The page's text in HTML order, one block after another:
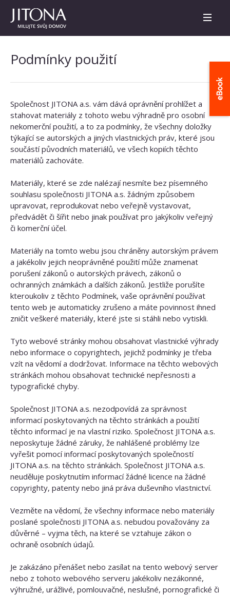
Podmínky použití
Společnost JITONA a.s. vám dává oprávnění prohlížet a
stahovat materiály z tohoto webu výhradně pro osobní
nekomerční použití, a to za podmínky, že všechny doložky
týkající se autorských a jiných vlastnických práv, které jsou
součástí původních materiálů, ve všech kopiích těchto
materiálů zachováte.
Materiály, které se zde nalézají nesmíte bez písemného
souhlasu společnosti JITONA a.s. žádným způsobem
upravovat, reprodukovat nebo veřejně vystavovat,
předvádět či šířit nebo jinak používat pro jakýkoliv veřejný
či komerční účel.
Materiály na tomto webu jsou chráněny autorským právem
a jakékoliv jejich neoprávněné použití může znamenat
porušení zákonů o autorských právech, zákonů o
ochranných známkách a dalších zákonů. Jestliže porušíte
kteroukoliv z těchto Podmínek, vaše oprávnění používat
tento web je automaticky zrušeno a máte povinnost ihned
zničit veškeré materiály, které jste si stáhli nebo vytiskli.
Tyto webové stránky mohou obsahovat vlastnické výhrady
nebo informace o copyrightech, jejichž podmínky je třeba
vzít na vědomí a dodržovat. Informace na těchto webových
stránkách mohou obsahovat technické nepřesnosti a
typografické chyby.
Společnost JITONA a.s. nezodpovídá za správnost
informací poskytovaných na těchto stránkách a použití
těchto informací je na vlastní riziko. Společnost JITONA a.s.
neposkytuje žádné záruky, že nahlášené problémy lze
vyřešit pomocí informací poskytovaných společností
JITONA a.s. na těchto stránkách. Společnost JITONA a.s.
neuděluje poskytnutím informací žádné licence na žádné
copyrighty, patenty nebo jiná práva duševního vlastnictví.
Vezměte na vědomí, že všechny informace nebo materiály
poslané společnosti JITONA a.s. nebudou považovány za
důvěrné – vyjma těch, na které se vztahuje zákon o
ochraně osobních údajů.
Je zakázáno přenášet nebo zasílat na tento webový server
nebo z tohoto webového serveru jakékoliv nezákonné,
výhružné, urážlivé, pomlouvačné, neslušné, pornografické či